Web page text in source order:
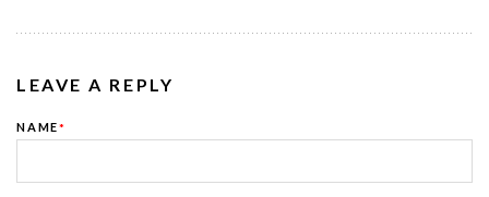
LEAVE A REPLY
NAME*